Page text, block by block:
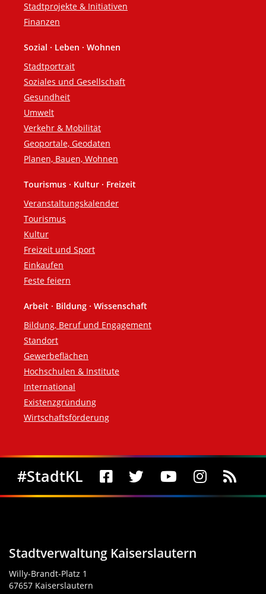
Stadtprojekte & Initiativen
Finanzen
Sozial · Leben · Wohnen
Stadtportrait
Soziales und Gesellschaft
Gesundheit
Umwelt
Verkehr & Mobilität
Geoportale, Geodaten
Planen, Bauen, Wohnen
Tourismus · Kultur · Freizeit
Veranstaltungskalender
Tourismus
Kultur
Freizeit und Sport
Einkaufen
Feste feiern
Arbeit · Bildung · Wissenschaft
Bildung, Beruf und Engagement
Standort
Gewerbeflächen
Hochschulen & Institute
International
Existenzgründung
Wirtschaftsförderung
Social Media
#StadtKL
Stadtverwaltung Kaiserslautern
Willy-Brandt-Platz 1
67657 Kaiserslautern